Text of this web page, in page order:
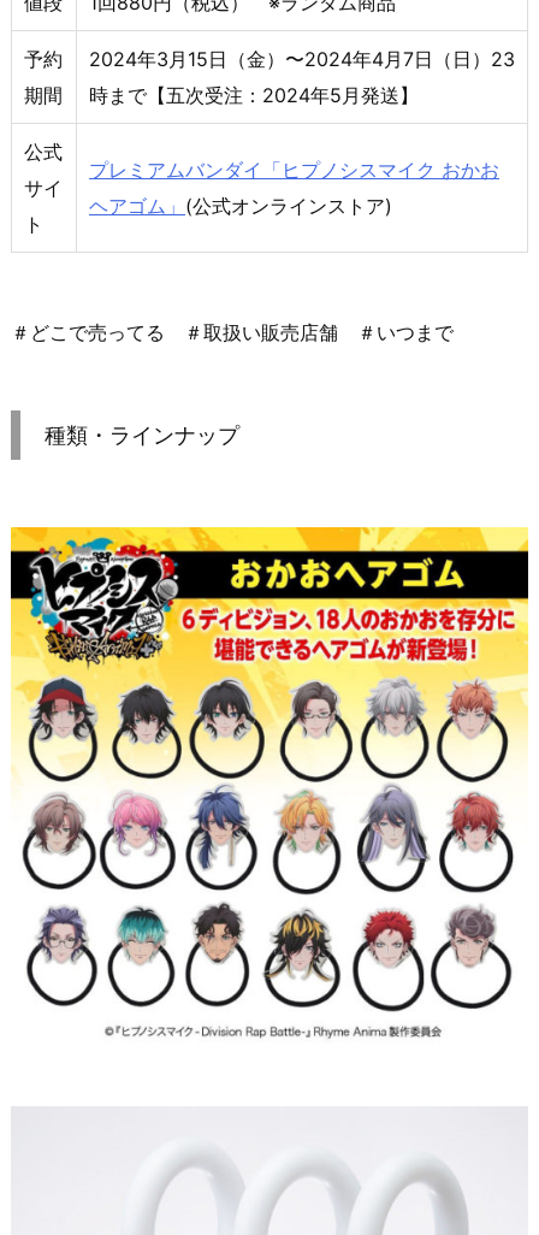
予約
期間
2024年3月15日（金）〜2024年4月7日（日）23
時まで【五次受注：2024年5月発送】
公式
サイ
ト
プレミアムバンダイ「ヒプノシスマイク おかお
ヘアゴム」 (公式オンラインストア)
＃どこで売ってる ＃取扱い販売店舗 ＃いつまで
種類・ラインナップ